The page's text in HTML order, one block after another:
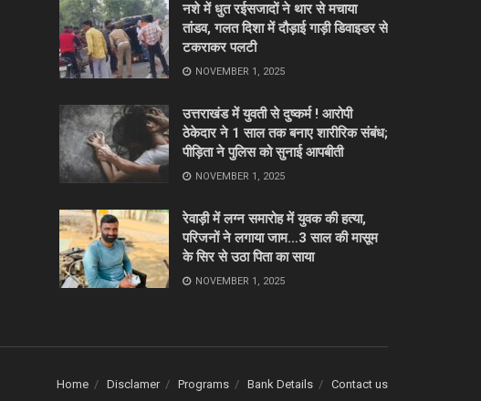
नशे में धुत रईसजादों ने थार से मचाया
तांडव, गलत दिशा में दौड़ाई गाड़ी डिवाइडर से
टकराकर पलटी
NOVEMBER 1, 2025
उत्तराखंड में युवती से दुष्कर्म ! आरोपी
ठेकेदार ने 1 साल तक बनाए शारीरिक संबंध;
पीड़िता ने पुलिस को सुनाई आपबीती
NOVEMBER 1, 2025
रेवाड़ी में लग्न समारोह में युवक की हत्या,
परिजनों ने लगाया जाम…3 साल की मासूम
के सिर से उठा पिता का साया
NOVEMBER 1, 2025
Home Disclamer Programs Bank Details Contact us